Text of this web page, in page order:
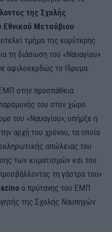
της Σχολής
Μετσόβιου
τμήμα της ευρύτερης
τη διάσωση του «Ναυαγίου»
αφιλοκερδώς το Ιδρυμα.
στην προσπάθεια
του στον χώρο
του «Ναυαγίου», υπήρξε η
αρχή του χρόνου, τα οποία
απώλειας του
των κυματισμών και του
τη γάστρα του»
ο πρύτανης του ΕΜΠ
της Σχολής Ναυπηγών